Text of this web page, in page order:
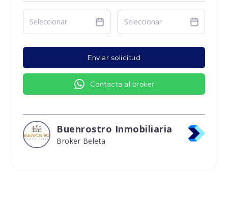
Enviar solicitud
Contacta al broker
Buenrostro Inmobiliaria
Broker Beleta